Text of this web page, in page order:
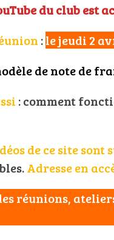
du club est
:le jeudi 2
de note de
: comment
de ce site sont
Adresse en
réunions,